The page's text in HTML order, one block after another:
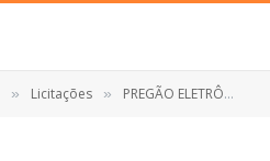
» Licitações » PREGÃO ELETRÔNICO Nº 037/2023 (FORMAÇÃO DE REGISTRO DE PREÇOS PARA FUTURA E EVENTUAL CONTRATAÇÃO DE EMPRESA ESPECIALIZADA EM SERVIÇOS DE EXAMES DE MAMOGRAFIA DIGITAL BILATERAL A SEREM REALIZADOS EM UNIDADE MÓVEL)